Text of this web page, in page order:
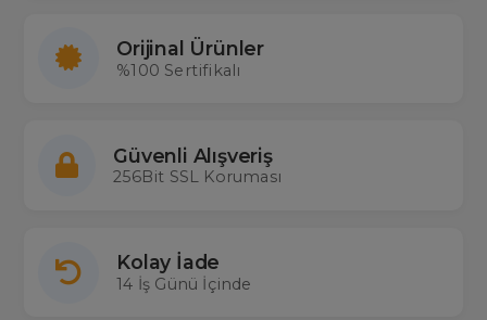
Orijinal Ürünler
%100 Sertifikalı
Güvenli Alışveriş
256Bit SSL Koruması
Kolay İade
14 İş Günü İçinde